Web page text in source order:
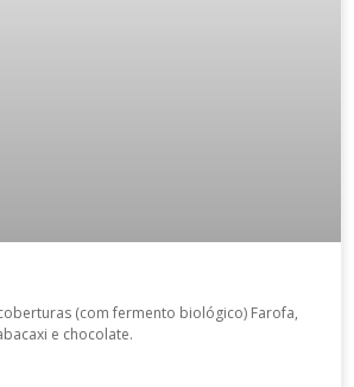
(com fermento biológico) Farofa,
e chocolate.